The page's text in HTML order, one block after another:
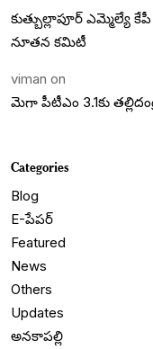
కుత్బుల్లాపూర్ ఎమ్మెల్యే
నూతన కమిటీ
viman on
మెగా పీటీఎం 3.1కు
Categories
Blog
E-పేపర్
Featured
News
Others
Updates
అనకాపల్లి